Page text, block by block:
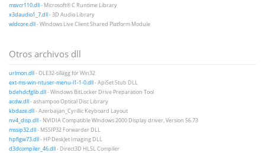
msvcr110.dll- Microsoft® C Runtime Library
x3daudio1_7.dll- 3D Audio Library
wldcore.dll- Windows Live Client Shared Platform Module
Otros archivos dll
urlmon.dll- OLE32-tillägg för Win32
ext-ms-win-ntuser-menu-l1-1-0.dll- ApiSet Stub DLL
bdehdcfglib.dll- Windows BitLocker Drive Preparation Tool
acdw.dll- ashampoo Optical Disc Library
kbdaze.dll- Azerbaijan_Cyrillic Keyboard Layout
nv4_disp.dll- NVIDIA Compatible Windows 2000 Display driver, Version 56.73
mssip32.dll- MSSIP32 Forwarder DLL
hpfigw73.dll- HP DeskJet Imaging DLL
d3dcompiler_46.dll- Direct3D HLSL Compiler